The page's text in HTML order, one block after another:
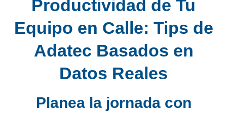
Productividad de Tu
Equipo en Calle: Tips de
Adatec Basados en
Datos Reales
Planea la jornada con